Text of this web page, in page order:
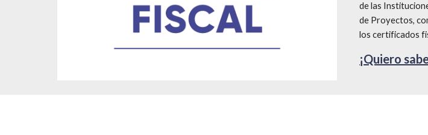
de las
de Proyectos,
los certificados
¡Quiero